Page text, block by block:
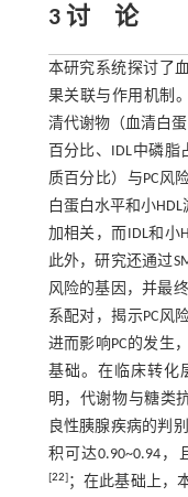
3 讨 论
本研究系统探讨了
果关联与作用机制
清代谢物（血清白
百分比、IDL中磷脂
质百分比）与PC风
白蛋白水平和小
加相关，而IDL和小
此外，研究还通过
风险的基因，并最
系配对，揭示PC风
进而影响PC的发生
基础。在临床转化
明，代谢物与糖类
良性胰腺疾病的判
积可达0.90~0.94
[22]；在此基础上，